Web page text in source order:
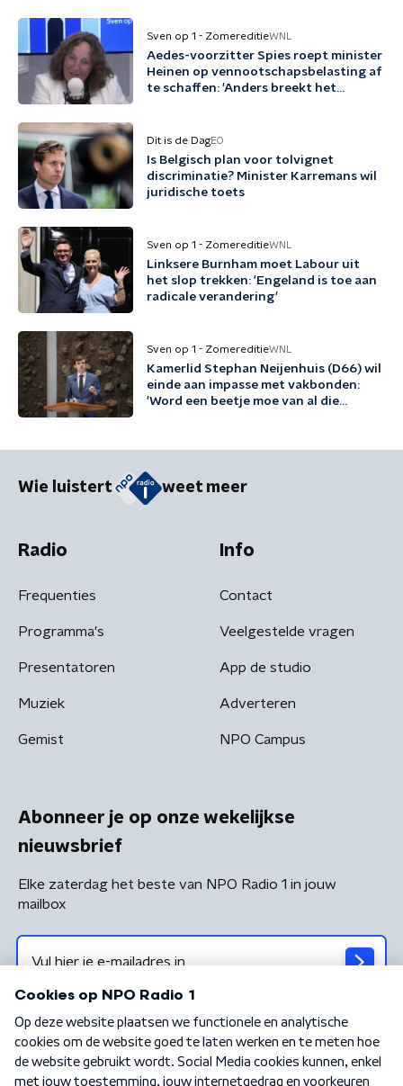
Sven op 1 - ZomereditieWNL
Aedes-voorzitter Spies roept minister
Heinen op vennootschapsbelasting af
te schaffen: 'Anders breekt het
Dit is de DagEO
Is Belgisch plan voor tolvignet
discriminatie? Minister Karremans wil
juridische toets
Sven op 1 - ZomereditieWNL
Linksere Burnham moet Labour uit
het slop trekken: 'Engeland is toe aan
radicale verandering'
Sven op 1 - ZomereditieWNL
Kamerlid Stephan Neijenhuis (D66) wil
einde aan impasse met vakbonden:
'Word een beetje moe van al die
Wie luistert weet meer
Radio
Frequenties
Programma's
Presentatoren
Muziek
Gemist
Info
Contact
Veelgestelde vragen
App de studio
Adverteren
NPO Campus
Abonneer je op onze wekelijkse
nieuwsbrief
Elke zaterdag het beste van NPO Radio 1 in jouw
mailbox
Algemene voorwaarden